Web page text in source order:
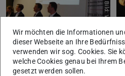
Bild: WiBiNET e.V.
Wir möchten die Informationen
dieser Webseite an Ihre
verwenden wir sog. Cookies. Sie
welche Cookies genau bei Ihrem
gesetzt werden sollen.